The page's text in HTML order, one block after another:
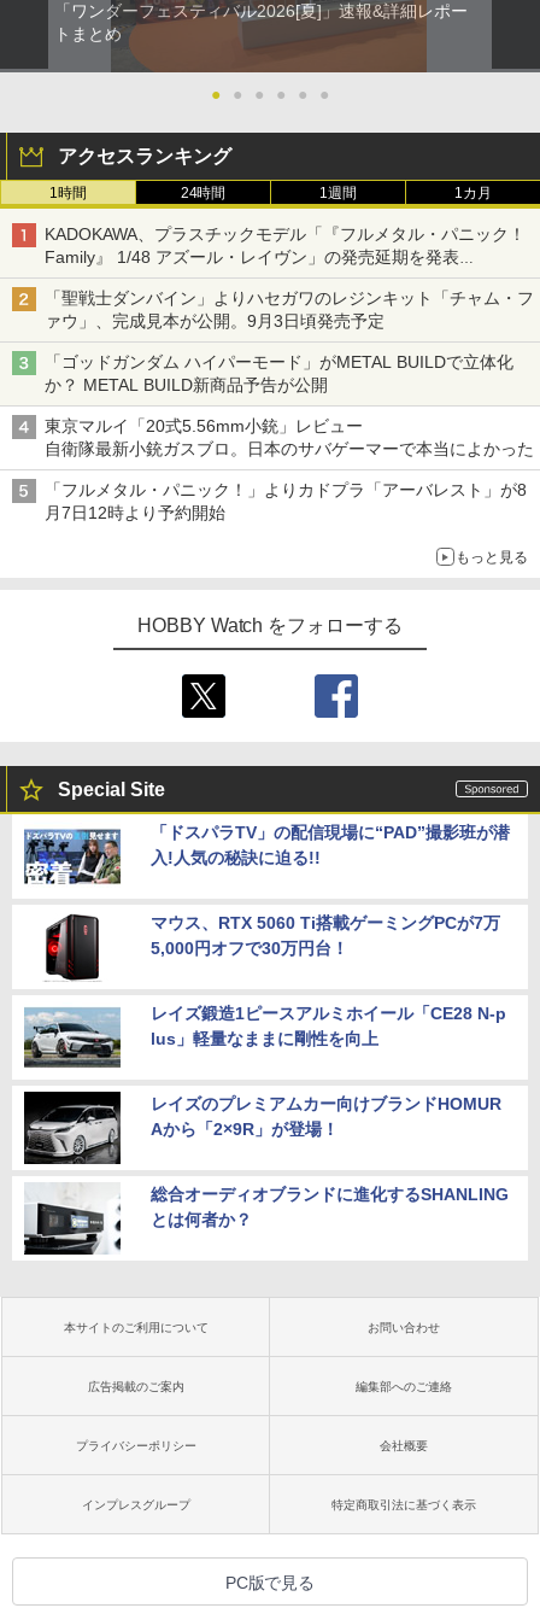
「ワンダーフェスティバル2026[夏]」速報&詳細レポー
トまとめ
● ● ● ● ● ●
アクセスランキング
1時間 24時間 1週間 1カ月
KADOKAWA、プラスチックモデル「『フルメタル・パニック！
Family』 1/48 アズール・レイヴン」の発売延期を発表
8月から9月に延期
「聖戦士ダンバイン」よりハセガワのレジンキット「チャム・フ
ァウ」、完成見本が公開。9月3日頃発売予定
「ゴッドガンダム ハイパーモード」がMETAL BUILDで立体化
か？ METAL BUILD新商品予告が公開
東京マルイ「20式5.56mm小銃」レビュー
自衛隊最新小銃ガスブロ。日本のサバゲーマーで本当によかった
「フルメタル・パニック！」よりカドプラ「アーバレスト」が8
月7日12時より予約開始
もっと見る
HOBBY Watch をフォローする
Special Site
「ドスパラTV」の配信現場に“PAD”撮影班が潜
入!人気の秘訣に迫る!!
マウス、RTX 5060 Ti搭載ゲーミングPCが7万
5,000円オフで30万円台！
レイズ鍛造1ピースアルミホイール「CE28 N-p
lus」軽量なままに剛性を向上
レイズのプレミアムカー向けブランドHOMUR
Aから「2×9R」が登場！
総合オーディオブランドに進化するSHANLING
とは何者か？
本サイトのご利用について お問い合わせ
広告掲載のご案内 編集部へのご連絡
プライバシーポリシー 会社概要
インプレスグループ 特定商取引法に基づく表示
PC版で見る